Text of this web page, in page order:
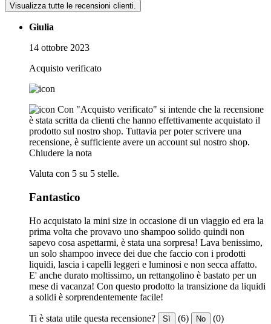
Visualizza tutte le recensioni clienti.
Giulia
14 ottobre 2023
Acquisto verificato
Con "Acquisto verificato" si intende che la recensione
è stata scritta da clienti che hanno effettivamente acquistato il
prodotto sul nostro shop. Tuttavia per poter scrivere una
recensione, è sufficiente avere un account sul nostro shop.
Chiudere la nota
Valuta con 5 su 5 stelle.
Fantastico
Ho acquistato la mini size in occasione di un viaggio ed era la
prima volta che provavo uno shampoo solido quindi non
sapevo cosa aspettarmi, è stata una sorpresa! Lava benissimo,
un solo shampoo invece dei due che faccio con i prodotti
liquidi, lascia i capelli leggeri e luminosi e non secca affatto.
E' anche durato moltissimo, un rettangolino è bastato per un
mese di vacanza! Con questo prodotto la transizione da liquidi
a solidi è sorprendentemente facile!
Ti è stata utile questa recensione? Sì (6) No (0)